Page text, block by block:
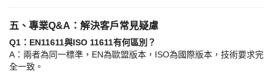
五、專業Q&A：解決客戶常見疑慮
Q1：EN11611與ISO 11611有何區別？
A：兩者為同一標準，EN為歐盟版本，ISO為國際版本，技術要求完
全一致。